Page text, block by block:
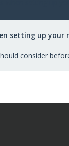
setting up your
consider